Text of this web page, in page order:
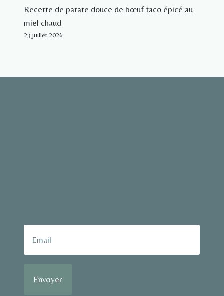
Recette de patate douce de bœuf taco épicé au
miel chaud
23 juillet 2026
Envoyer